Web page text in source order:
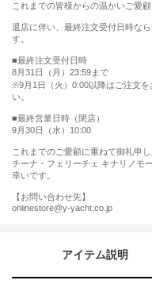
これまでの皆様からの温かいご愛
退店に伴い、最終注文受付日時な
す。
■最終注文受付日時
8月31日（月）23:59まで
※9月1日（火）0:00以降はご注文
い。
■最終営業日時（閉店）
9月30日（水）10:00
これまでのご愛顧に重ねて御礼申
チーナ・フェリーチェ キナリノモ
幸いです。
【お問い合わせ先】
onlinestore@y-yacht.co.jp
アイテム説明